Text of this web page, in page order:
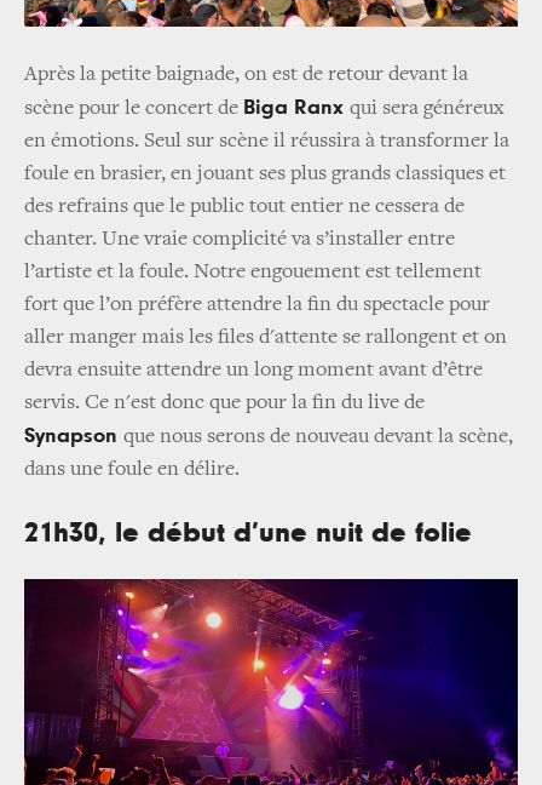
Après la petite baignade, on est de retour devant la
scène pour le concert de Biga Ranx qui sera généreux
en émotions. Seul sur scène il réussira à transformer la
foule en brasier, en jouant ses plus grands classiques et
des refrains que le public tout entier ne cessera de
chanter. Une vraie complicité va s’installer entre
l’artiste et la foule. Notre engouement est tellement
fort que l’on préfère attendre la fin du spectacle pour
aller manger mais les files d'attente se rallongent et on
devra ensuite attendre un long moment avant d’être
servis. Ce n'est donc que pour la fin du live de
Synapson que nous serons de nouveau devant la scène,
dans une foule en délire.
21h30, le début d’une nuit de folie